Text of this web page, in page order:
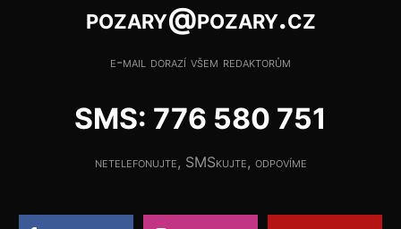
pozary@pozary.cz
e-mail dorazí všem redaktorům
SMS: 776 580 751
netelefonujte, SMSkujte, odpovíme